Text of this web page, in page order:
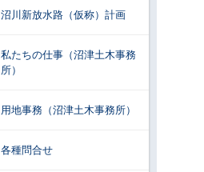
沼川新放水路（仮称）計画
私たちの仕事（沼津土木事務
所）
用地事務（沼津土木事務所）
各種問合せ